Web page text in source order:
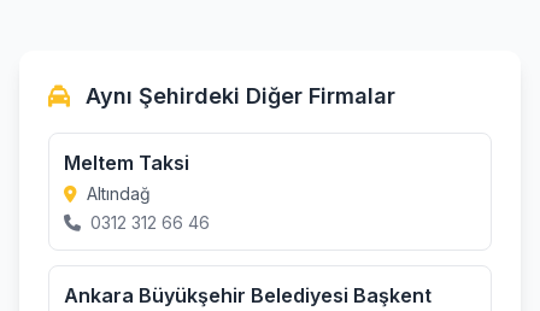
Aynı Şehirdeki Diğer Firmalar
Meltem Taksi
Altındağ
0312 312 66 46
Ankara Büyükşehir Belediyesi Başkent